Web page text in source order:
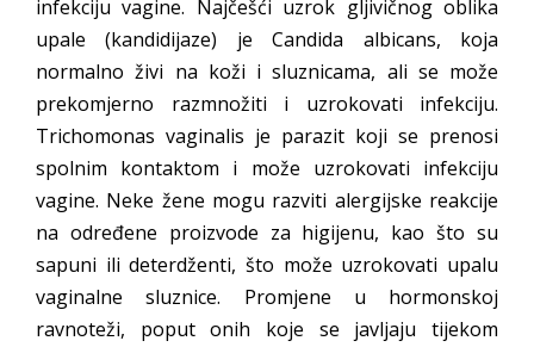
infekciju vagine. Najčešći uzrok gljivičnog oblika
upale (kandidijaze) je Candida albicans, koja
normalno živi na koži i sluznicama, ali se može
prekomjerno razmnožiti i uzrokovati infekciju.
Trichomonas vaginalis je parazit koji se prenosi
spolnim kontaktom i može uzrokovati infekciju
vagine. Neke žene mogu razviti alergijske reakcije
na određene proizvode za higijenu, kao što su
sapuni ili deterdženti, što može uzrokovati upalu
vaginalne sluznice. Promjene u hormonskoj
ravnoteži, poput onih koje se javljaju tijekom